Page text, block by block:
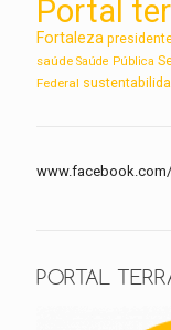
Portal
Fortaleza
saúde Saúde Pública
Federal
PORTAL